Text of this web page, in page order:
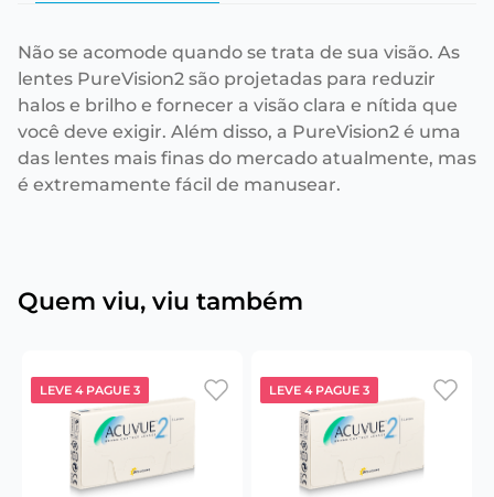
Não se acomode quando se trata de sua visão. As
lentes PureVision2 são projetadas para reduzir
halos e brilho e fornecer a visão clara e nítida que
você deve exigir. Além disso, a PureVision2 é uma
das lentes mais finas do mercado atualmente, mas
é extremamente fácil de manusear.
Quem viu, viu também
LEVE 4 PAGUE 3 LEVE 4 PAGUE 3